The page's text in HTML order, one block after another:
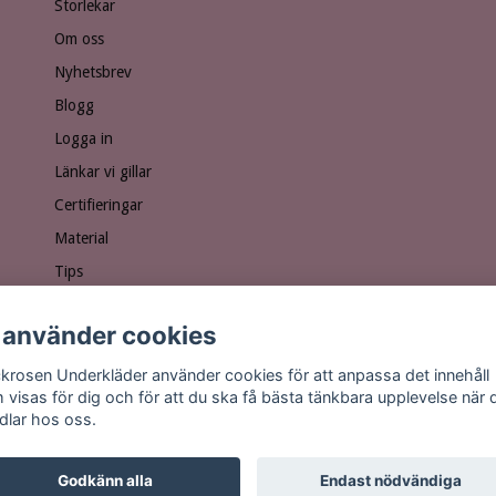
Storlekar
Om oss
Nyhetsbrev
Blogg
Logga in
Länkar vi gillar
Certifieringar
Material
Tips
Personuppgiftspolicy
Vanliga frågor
cookies
Underkläder använder cookies för att anpassa det innehåll
visas för dig och för att du ska få bästa tänkbara upplevelse när
hos oss.
Godkänn alla Endast nödvändiga